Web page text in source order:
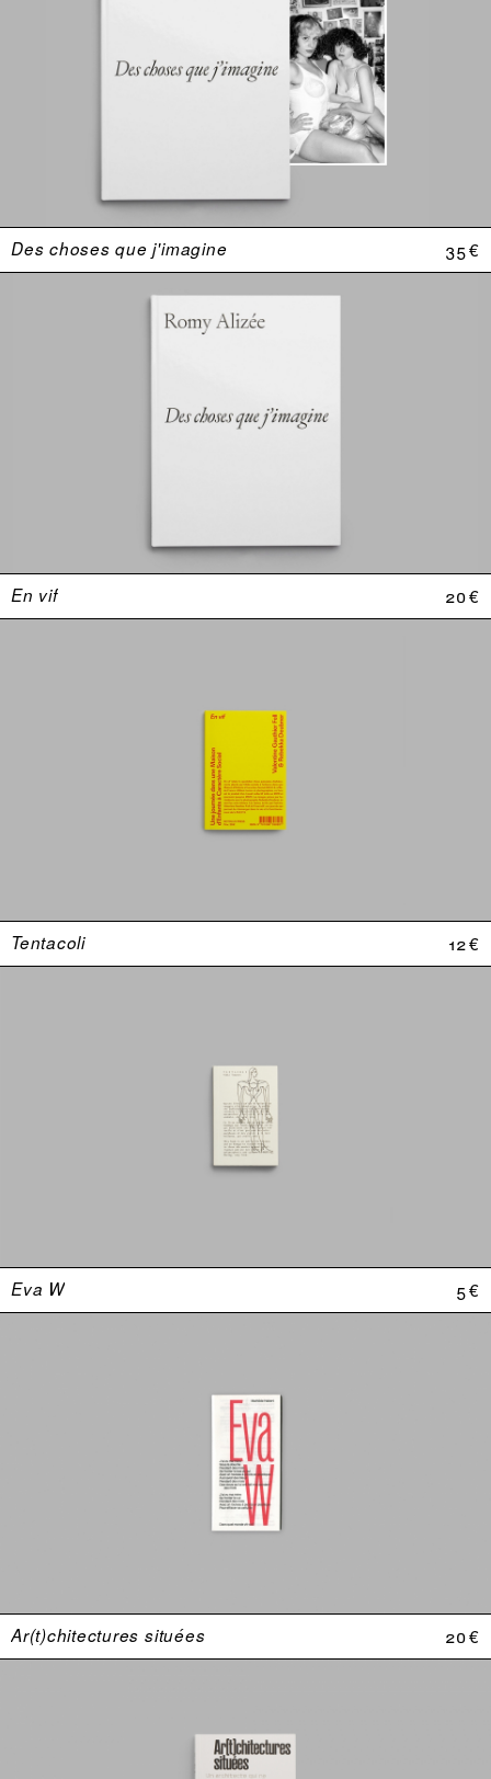
Des choses que j'imagine 35 €
En vif 20 €
Tentacoli 12 €
Eva W 5 €
Ar(t)chitectures situées 20 €